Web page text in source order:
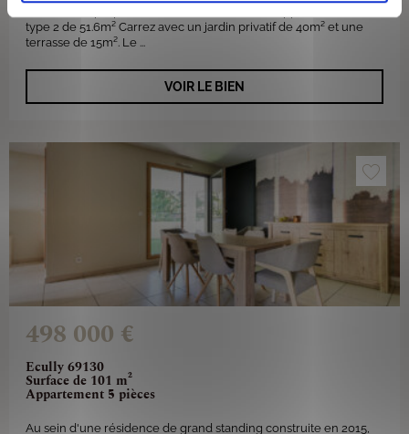
type 2 de 51.6m² Carrez avec un jardin privatif de 40m² et une
terrasse de 15m². Le ...
VOIR LE BIEN
Ecully 69130
Surface de 101 m²
Appartement 5 pièces
498 000 €
Au sein d'une résidence de grand standing construite en 2015,